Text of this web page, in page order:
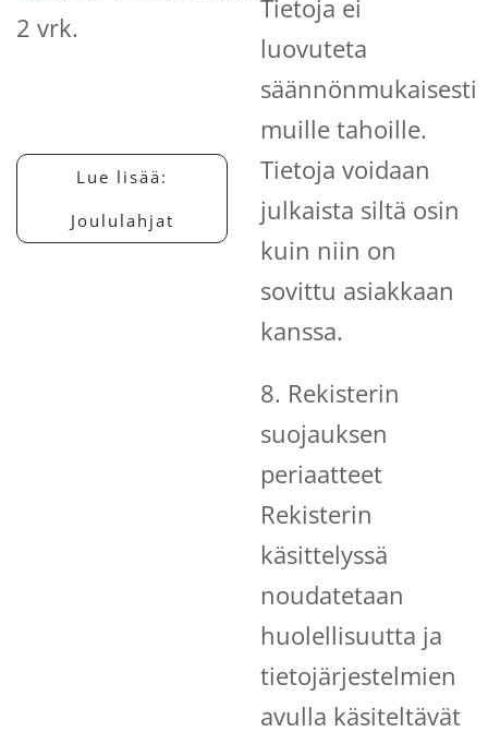
2 vrk.
Lue lisää:
Joululahjat
Tietoja ei
luovuteta
säännönmukaisesti
muille tahoille.
Tietoja voidaan
julkaista siltä osin
kuin niin on
sovittu asiakkaan
kanssa.
8. Rekisterin
suojauksen
periaatteet
Rekisterin
käsittelyssä
noudatetaan
huolellisuutta ja
tietojärjestelmien
avulla käsiteltävät